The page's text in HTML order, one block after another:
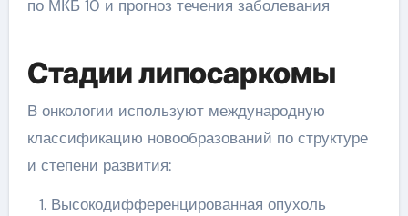
Стадии липосаркомы
В онкологии используют международную
классификацию новообразований по структуре
и степени развития:
Высокодифференцированная опухоль